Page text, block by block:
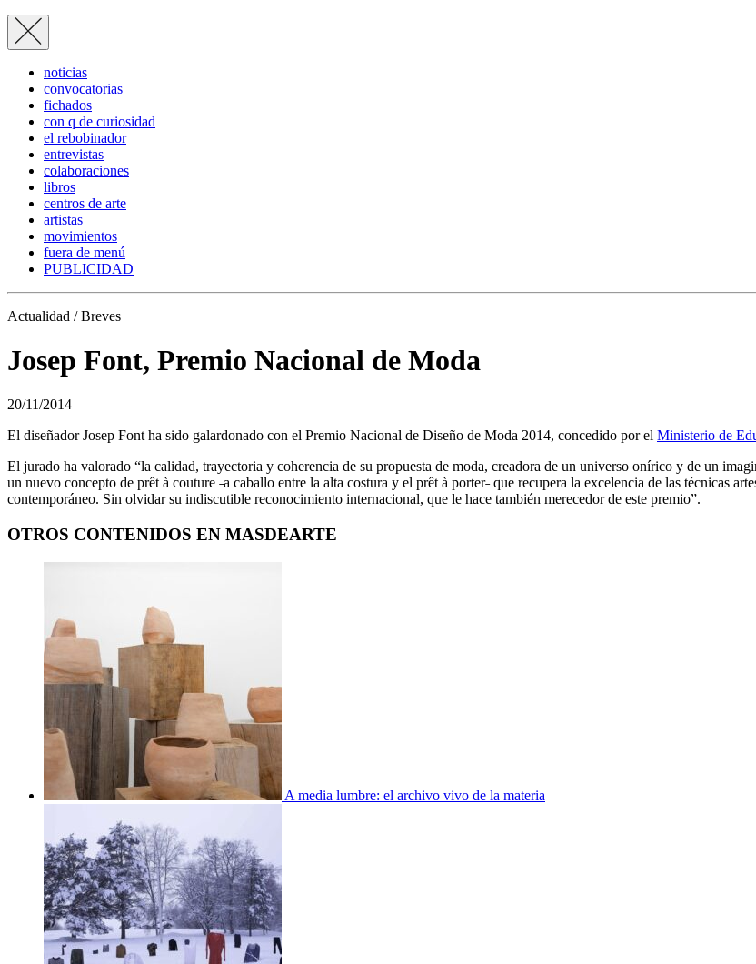
noticias
convocatorias
fichados
con q de curiosidad
el rebobinador
entrevistas
colaboraciones
libros
centros de arte
artistas
movimientos
fuera de menú
PUBLICIDAD
Actualidad / Breves
Josep Font, Premio Nacional de Moda
20/11/2014
El diseñador Josep Font ha sido galardonado con el Premio Nacional de Diseño de Moda 2014, concedido por el Ministerio de
El jurado ha valorado “la calidad, trayectoria y coherencia de su propuesta de moda, creadora de un universo onírico y de un
un nuevo concepto de prêt à couture ˗a caballo entre la alta costura y el prêt à porter˗ que recupera la excelencia de las técnicas
contemporáneo. Sin olvidar su indiscutible reconocimiento internacional, que le hace también merecedor de este premio”.
OTROS CONTENIDOS EN MASDEARTE
A media lumbre: el archivo vivo de la materia